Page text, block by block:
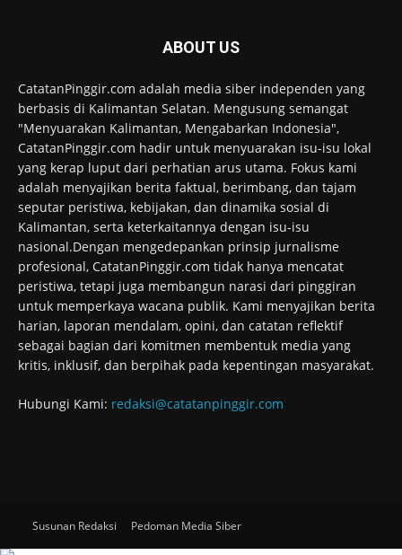
ABOUT US
CatatanPinggir.com adalah media siber independen yang
berbasis di Kalimantan Selatan. Mengusung semangat
"Menyuarakan Kalimantan, Mengabarkan Indonesia",
CatatanPinggir.com hadir untuk menyuarakan isu-isu lokal
yang kerap luput dari perhatian arus utama. Fokus kami
adalah menyajikan berita faktual, berimbang, dan tajam
seputar peristiwa, kebijakan, dan dinamika sosial di
Kalimantan, serta keterkaitannya dengan isu-isu
nasional.Dengan mengedepankan prinsip jurnalisme
profesional, CatatanPinggir.com tidak hanya mencatat
peristiwa, tetapi juga membangun narasi dari pinggiran
untuk memperkaya wacana publik. Kami menyajikan berita
harian, laporan mendalam, opini, dan catatan reflektif
sebagai bagian dari komitmen membentuk media yang
kritis, inklusif, dan berpihak pada kepentingan masyarakat.
Hubungi Kami: redaksi@catatanpinggir.com
Susunan Redaksi Pedoman Media Siber